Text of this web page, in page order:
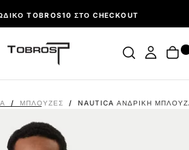
TOBROS10 ΣΤΟ CHECKOUT
/ ΜΠΛΟΎΖΕΣ / NAUTICA ΑΝΔΡΙΚΉ